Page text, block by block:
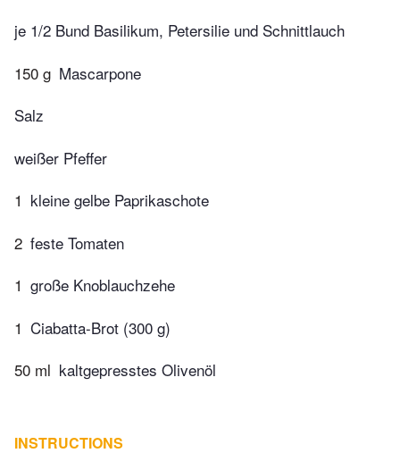
je 1/2 Bund Basilikum, Petersilie und Schnittlauch
150 g Mascarpone
Salz
weißer Pfeffer
1 kleine gelbe Paprikaschote
2 feste Tomaten
1 große Knoblauchzehe
1 Ciabatta-Brot (300 g)
50 ml kaltgepresstes Olivenöl
INSTRUCTIONS